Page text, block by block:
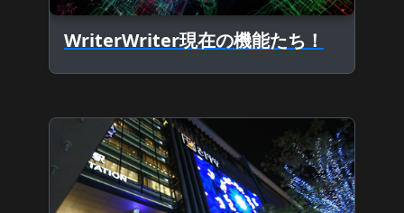
WriterWriter現在の機能たち！